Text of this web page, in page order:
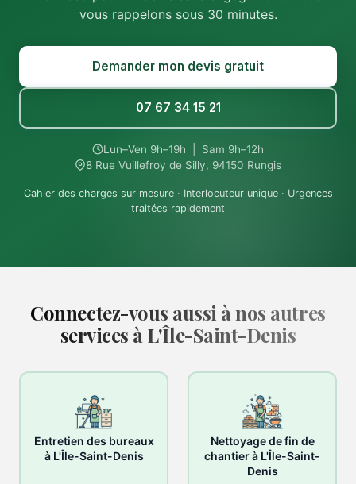
vous rappelons sous 30 minutes.
Demander mon devis gratuit
07 67 34 15 21
Lun–Ven 9h–19h | Sam 9h–12h
8 Rue Vuillefroy de Silly, 94150 Rungis
Cahier des charges sur mesure · Interlocuteur unique · Urgences
traitées rapidement
Connectez-vous aussi à nos autres
services à L'Île-Saint-Denis
Entretien des bureaux
à L'Île-Saint-Denis
Nettoyage de fin de
chantier à L'Île-Saint-
Denis